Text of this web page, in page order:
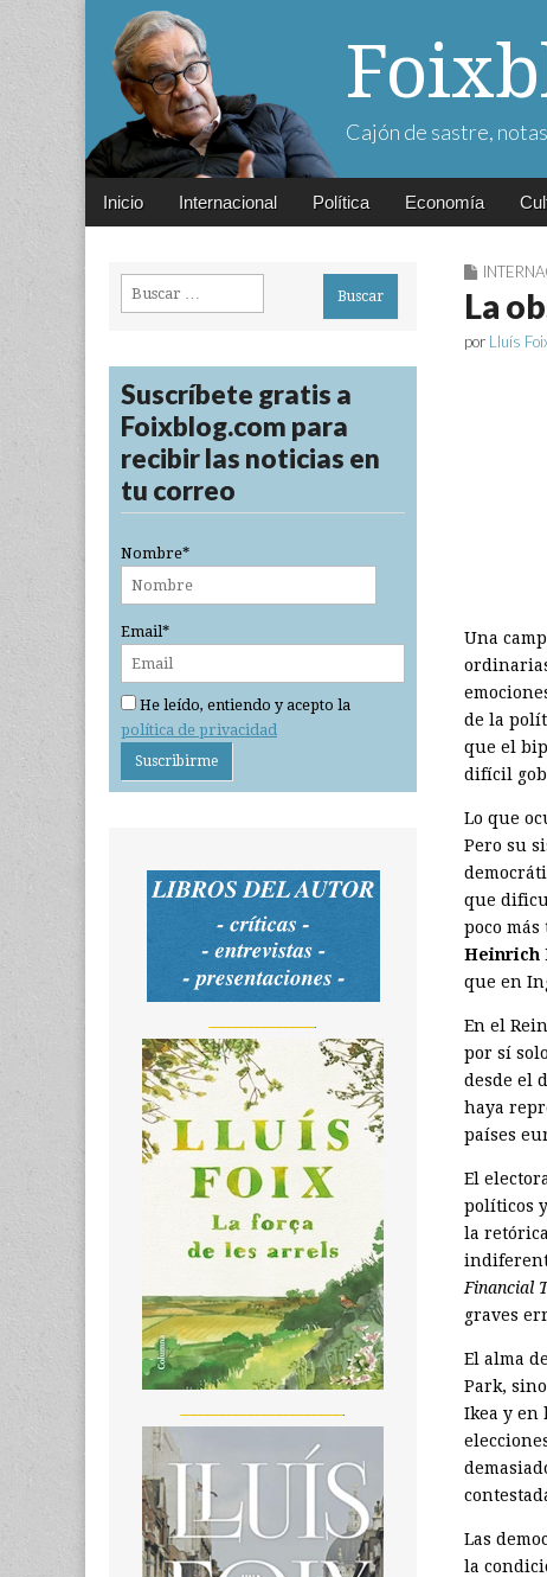
Cajón de sastre,
Main
Skip
Inicio Internacional Política Economía
La
por Lluís
Una
de la
que el
difícil
Lo que
Pero su
que
poco
Heinrich
que en
En el
por sí
desde el
haya
países
El
políticos
la
Financial
graves
El alma
Park,
Ikea y en
Las
la
Buscar:
Suscríbete gratis a
Foixblog.com para
recibir las noticias en
tu correo
Nombre*
Email*
He leído, entiendo y acepto la
política de privacidad